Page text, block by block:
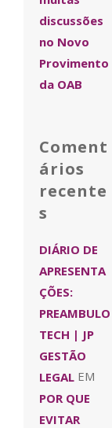
discussões
no Novo
Provimento
da OAB
Coment
ários
recente
s
DIÁRIO DE
APRESENTA
ÇÕES:
PREAMBULO
TECH | JP
GESTÃO
LEGAL EM
POR QUE
EVITAR